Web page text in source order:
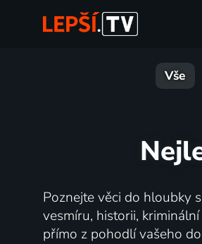
Vše
Poznejte věci do hloubky
vesmíru, historii,
přímo z pohodlí vašeho